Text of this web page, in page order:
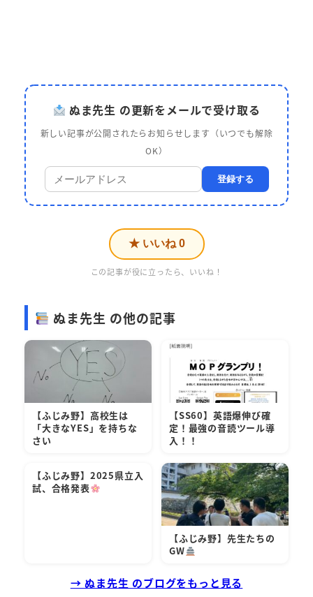
ぬま先生 の更新をメールで受け取る
新しい記事が公開されたらお知らせします（いつでも解除
OK）
登録する
★ いいね 0
この記事が役に立ったら、いいね！
ぬま先生 の他の記事
【ふじみ野】高校生は
「大きなYES」を持ちな
さい
【SS60】英語爆伸び確
定！最強の音読ツール導
入！！
【ふじみ野】2025県立入
試、合格発表
【ふじみ野】先生たちの
GW
→ ぬま先生 のブログをもっと見る